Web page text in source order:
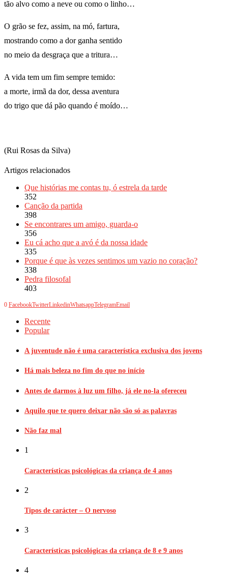
tão alvo como a neve ou como o linho…
O grão se fez, assim, na mó, fartura,
mostrando como a dor ganha sentido
no meio da desgraça que a tritura…
A vida tem um fim sempre temido:
a morte, irmã da dor, dessa aventura
do trigo que dá pão quando é moído…
(Rui Rosas da Silva)
Artigos relacionados
Que histórias me contas tu, ó estrela da tarde
352
Canção da partida
398
Se encontrares um amigo, guarda-o
356
Eu cá acho que a avó é da nossa idade
335
Porque é que às vezes sentimos um vazio no coração?
338
Pedra filosofal
403
0 FacebookTwitterLinkedinWhatsappTelegramEmail
Recente
Popular
A juventude não é uma característica exclusiva dos jovens
Há mais beleza no fim do que no início
Antes de darmos à luz um filho, já ele no-la ofereceu
Aquilo que te quero deixar não são só as palavras
Não faz mal
1
Características psicológicas da criança de 4 anos
2
Tipos de carácter – O nervoso
3
Características psicológicas da criança de 8 e 9 anos
4